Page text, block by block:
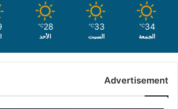
34
℃
الجمعة
33
℃
السبت
28
℃
الأحد
Advertisement